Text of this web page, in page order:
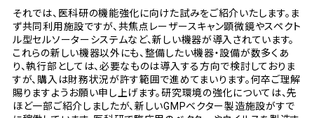
それでは、医科研の機能強化に向けた試みをご紹介いたします。ま
ず共同利用施設ですが、共焦点レーザースキャン顕微鏡やスペクト
ル型セルソーターシステムなど、新しい機器が導入されています。
これらの新しい機器以外にも、整備したい機器・設備が数多くあ
り、執行部としては、必要なものは導入する方向で検討しておりま
すが、購入は財務状況が許す範囲で進めてまいります。何卒ご理解
賜りますようお願い申し上げます。研究環境の強化については、先
ほど一部ご紹介しましたが、新しいGMPベクター製造施設がすで